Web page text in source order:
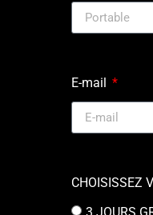
E-mail
CHOISISSEZ
3 JOURS